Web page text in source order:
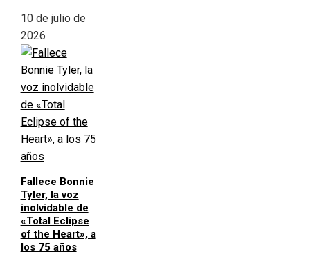
10 de julio de
2026
Fallece Bonnie
Tyler, la voz
inolvidable de
«Total Eclipse
of the Heart», a
los 75 años